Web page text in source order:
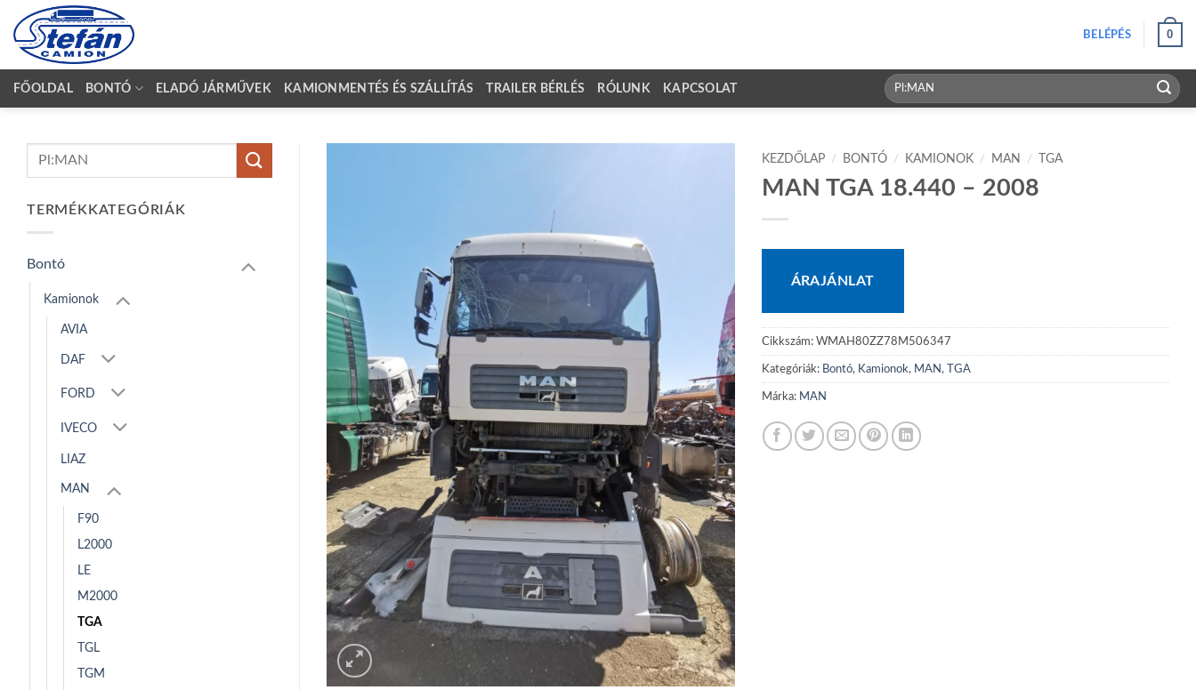
content
BELÉPÉS 0
FŐOLDAL BONTÓ ELADÓ JÁRMŰVEK KAMIONMENTÉS ÉS SZÁLLÍTÁS TRAILER BÉRLÉS RÓLUNK KAPCSOLAT
Keresés
a
Keresés
TERMÉKKATEGÓRIÁK
Bontó
Kamionok
AVIA
DAF
FORD
IVECO
LIAZ
MAN
F90
L2000
LE
M2000
TGA
TGL
TGM
KEZDŐLAP / BONTÓ / KAMIONOK / MAN / TGA
MAN TGA 18.440 – 2008
ÁRAJÁNLAT
Cikkszám: WMAH80ZZ78M506347
Kategóriák: Bontó, Kamionok, MAN , TGA
Márka: MAN